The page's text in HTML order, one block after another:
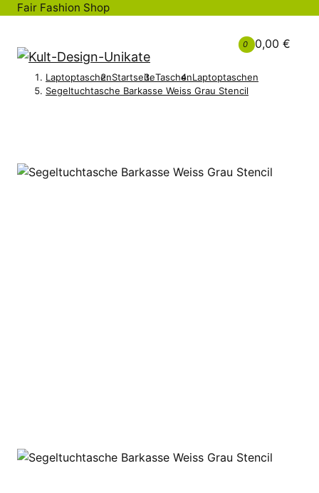
Fair Fashion Shop
0 0,00 €
LaptoptaschenStartseiteTaschenLaptoptaschen
Segeltuchtasche Barkasse Weiss Grau Stencil